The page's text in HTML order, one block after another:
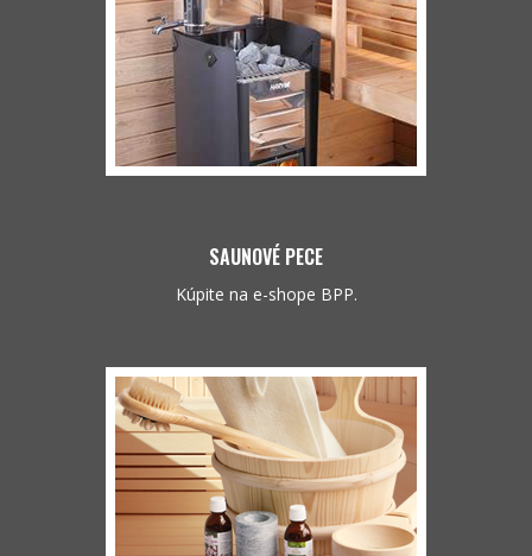
SAUNOVÉ PECE
Kúpite na e-shope BPP.